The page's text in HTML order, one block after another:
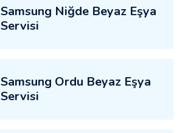
Samsung Niğde Beyaz Eşya
Servisi
Samsung Ordu Beyaz Eşya
Servisi